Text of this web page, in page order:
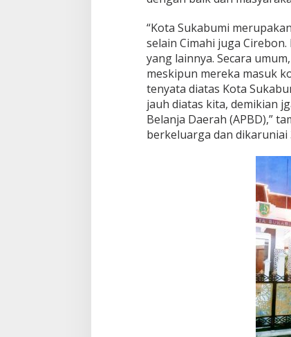
“Kota Sukabumi
selain Cimahi juga
yang lainnya. Secara
meskipun mereka masuk
tenyata diatas Kota
jauh diatas kita, demikian
Belanja Daerah (APBD),”
berkeluarga dan dikaruniai